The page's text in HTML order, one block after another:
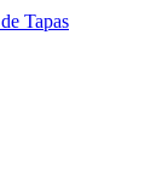
Tapas